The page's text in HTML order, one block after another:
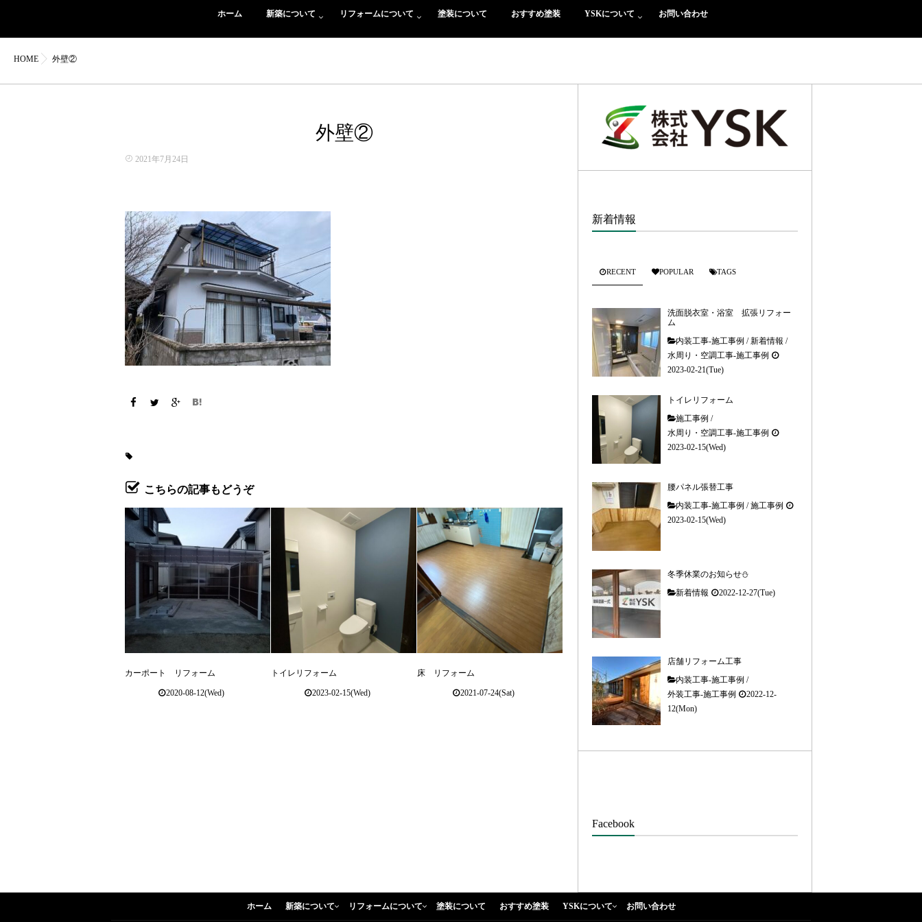
ホーム 新築について リフォームについて 塗装について おすすめ塗装 YSKについて お問い合わせ
HOME 外壁②
外壁②
2021年7月24日
こちらの記事もどうぞ
カーポート リフォーム
2020-08-12(Wed)
トイレリフォーム
2023-02-15(Wed)
床 リフォーム
2021-07-24(Sat)
新着情報
RECENT POPULAR TAGS
洗面脱衣室・浴室 拡張リフォー
ム
内装工事-施工事例 /新着情報 /
水周り・空調工事-施工事例
2023-02-21(Tue)
トイレリフォーム
施工事例 /
水周り・空調工事-施工事例
2023-02-15(Wed)
腰パネル張替工事
内装工事-施工事例 /施工事例
2023-02-15(Wed)
冬季休業のお知らせ⛄
新着情報
2022-12-27(Tue)
店舗リフォーム工事
内装工事-施工事例 /
外装工事-施工事例
2022-12-
12(Mon)
Facebook
ホーム 新築について リフォームについて 塗装について おすすめ塗装 YSKについて お問い合わせ